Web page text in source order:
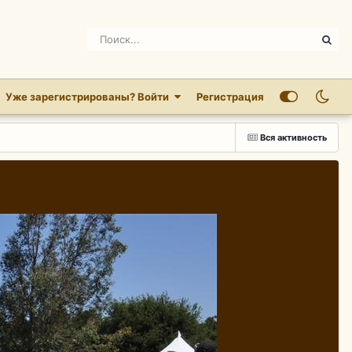
Уже зарегистрированы? Войти Регистрация
Вся активность